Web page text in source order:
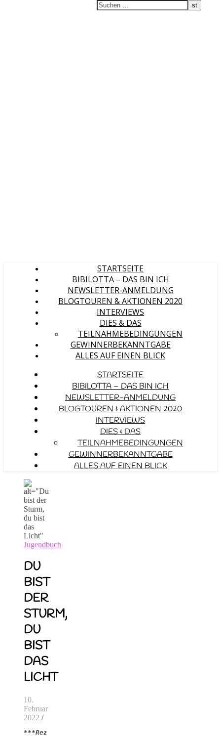
STARTSEITE
BIBILOTTA – DAS BIN ICH
NEWSLETTER-ANMELDUNG
BLOGTOUREN & AKTIONEN 2020
INTERVIEWS
DIES & DAS
TEILNAHMEBEDINGUNGEN
GEWINNERBEKANNTGABE
ALLES AUF EINEN BLICK
STARTSEITE
BIBILOTTA – DAS BIN ICH
NEWSLETTER-ANMELDUNG
BLOGTOUREN & AKTIONEN 2020
INTERVIEWS
DIES & DAS
TEILNAHMEBEDINGUNGEN
GEWINNERBEKANNTGABE
ALLES AUF EINEN BLICK
Jugendbuch
DU
BIST
DER
STURM,
DU
BIST
DAS
LICHT
10.
Februar
2022 /
***Rezensionsexemplar***